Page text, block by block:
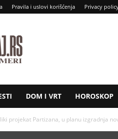
Pravila i uslovi korišćenja Privacy
DOM I VRT HOROSKOP
projekat Partizana, u planu izgradnja